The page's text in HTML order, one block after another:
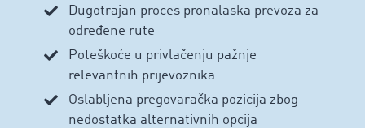
Dugotrajan proces pronalaska prevoza za
određene rute
Poteškoće u privlačenju pažnje
relevantnih prijevoznika
Oslabljena pregovaračka pozicija zbog
nedostatka alternativnih opcija